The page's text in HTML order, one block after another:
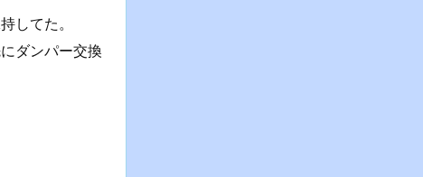
してた。
ダンパー交換